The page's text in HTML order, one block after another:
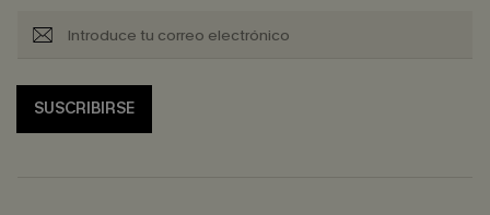
SUSCRIBIRSE